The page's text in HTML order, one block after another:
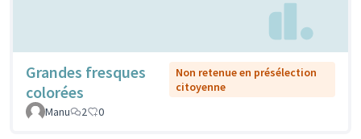
Grandes fresques
colorées
Non retenue en présélection
citoyenne
Manu
2 0